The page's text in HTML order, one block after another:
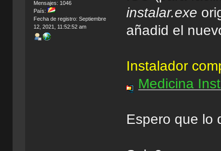
Mensajes: 1046
País:
Fecha de registro: Septiembre
12, 2021, 11:52:52 am
instalar.exe
añadid el
Instalador
Medicina
Espero que lo